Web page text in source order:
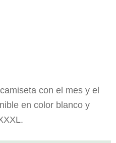
con el mes y el
en color blanco y